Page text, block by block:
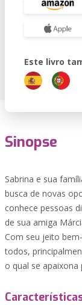
Este livro
Sinopse
Sabrina e sua
busca de novas
conhece pessoas
de sua amiga
Com seu jeito
todos,
o qual se apaixona